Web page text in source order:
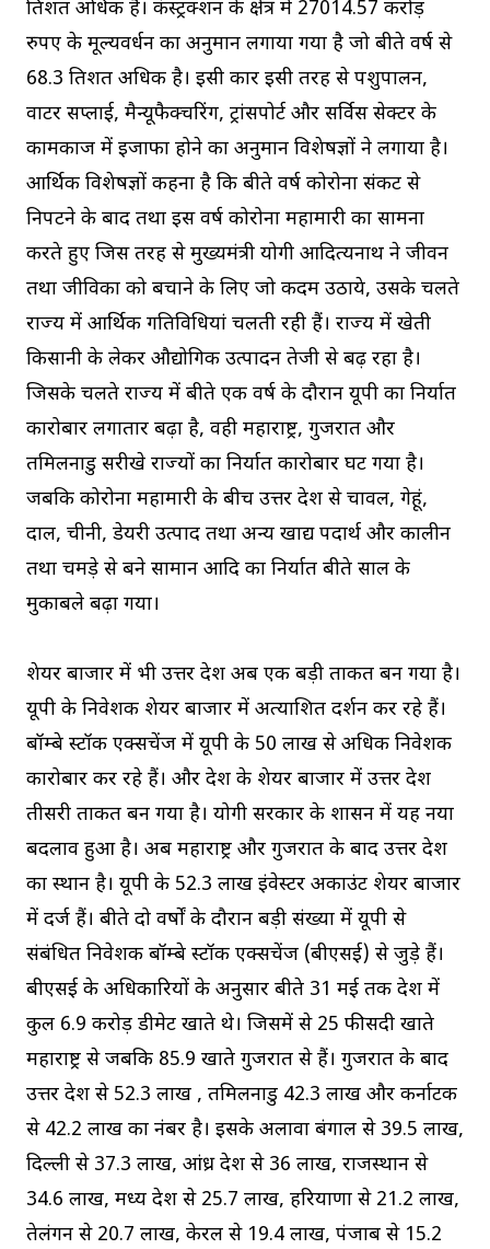
प्रतिशत अधिक है। कंस्ट्रक्शन के क्षेत्र में 27014.57 करोड़
रुपए के मूल्यवर्धन का अनुमान लगाया गया है जो बीते वर्ष से
68.3 प्रतिशत अधिक है। इसी प्रकार इसी तरह से पशुपालन,
वाटर सप्लाई, मैन्यूफैक्चरिंग, ट्रांसपोर्ट और सर्विस सेक्टर के
कामकाज में इजाफा होने का अनुमान विशेषज्ञों ने लगाया है।
आर्थिक विशेषज्ञों कहना है कि बीते वर्ष कोरोना संकट से
निपटने के बाद तथा इस वर्ष कोरोना महामारी का सामना
करते हुए जिस तरह से मुख्यमंत्री योगी आदित्यनाथ ने जीवन
तथा जीविका को बचाने के लिए जो कदम उठाये, उसके चलते
राज्य में आर्थिक गतिविधियां चलती रही हैं। राज्य में खेती
किसानी के लेकर औद्योगिक उत्पादन तेजी से बढ़ रहा है।
जिसके चलते राज्य में बीते एक वर्ष के दौरान यूपी का निर्यात
कारोबार लगातार बढ़ा है, वही महाराष्ट्र, गुजरात और
तमिलनाडु सरीखे राज्यों का निर्यात कारोबार घट गया है।
जबकि कोरोना महामारी के बीच उत्तर प्रदेश से चावल, गेहूं,
दाल, चीनी, डेयरी उत्पाद तथा अन्य खाद्य पदार्थ और कालीन
तथा चमड़े से बने सामान आदि का निर्यात बीते साल के
मुकाबले बढ़ा गया।
शेयर बाजार में भी उत्तर प्रदेश अब एक बड़ी ताकत बन गया है।
यूपी के निवेशक शेयर बाजार में अप्रत्याशित प्रदर्शन कर रहे हैं।
बॉम्बे स्टॉक एक्सचेंज में यूपी के 50 लाख से अधिक निवेशक
कारोबार कर रहे हैं। और देश के शेयर बाजार में उत्तर प्रदेश
तीसरी ताकत बन गया है। योगी सरकार के शासन में यह नया
बदलाव हुआ है। अब महाराष्ट्र और गुजरात के बाद उत्तर प्रदेश
का स्थान है। यूपी के 52.3 लाख इंवेस्टर अकाउंट शेयर बाजार
में दर्ज हैं। बीते दो वर्षों के दौरान बड़ी संख्या में यूपी से
संबंधित निवेशक बॉम्बे स्टॉक एक्सचेंज (बीएसई) से जुड़े हैं।
बीएसई के अधिकारियों के अनुसार बीते 31 मई तक देश में
कुल 6.9 करोड़ डीमेट खाते थे। जिसमें से 25 फीसदी खाते
महाराष्ट्र से जबकि 85.9 खाते गुजरात से हैं। गुजरात के बाद
उत्तर प्रदेश से 52.3 लाख , तमिलनाडु 42.3 लाख और कर्नाटक
से 42.2 लाख का नंबर है। इसके अलावा बंगाल से 39.5 लाख,
दिल्ली से 37.3 लाख, आंध्र प्रदेश से 36 लाख, राजस्थान से
34.6 लाख, मध्य प्रदेश से 25.7 लाख, हरियाणा से 21.2 लाख,
तेलंगन से 20.7 लाख, केरल से 19.4 लाख, पंजाब से 15.2